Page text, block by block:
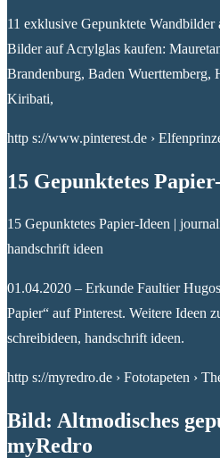
11 exklusive Gepunktete
Bilder auf Acrylglas kaufen:
Brandenburg, Baden Wuerttemberg,
Kiribati,
http s://www.pinterest.de ›
15 Gepunktetes
15 Gepunktetes Papier-Ideen |
handschrift ideen
01.04.2020 – Erkunde Faultier
Papier“ auf Pinterest. Weitere Ideen
schreibideen, handschrift ideen.
http s://myredro.de › Fototapeten ›
Bild: Altmodisches
myRedro